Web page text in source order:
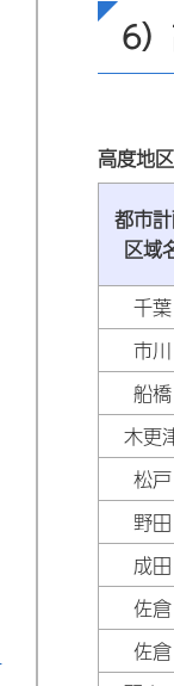
6
高度地区
都市
区域
千葉
市川
船橋
木更
松戸
野田
成田
佐倉
佐倉